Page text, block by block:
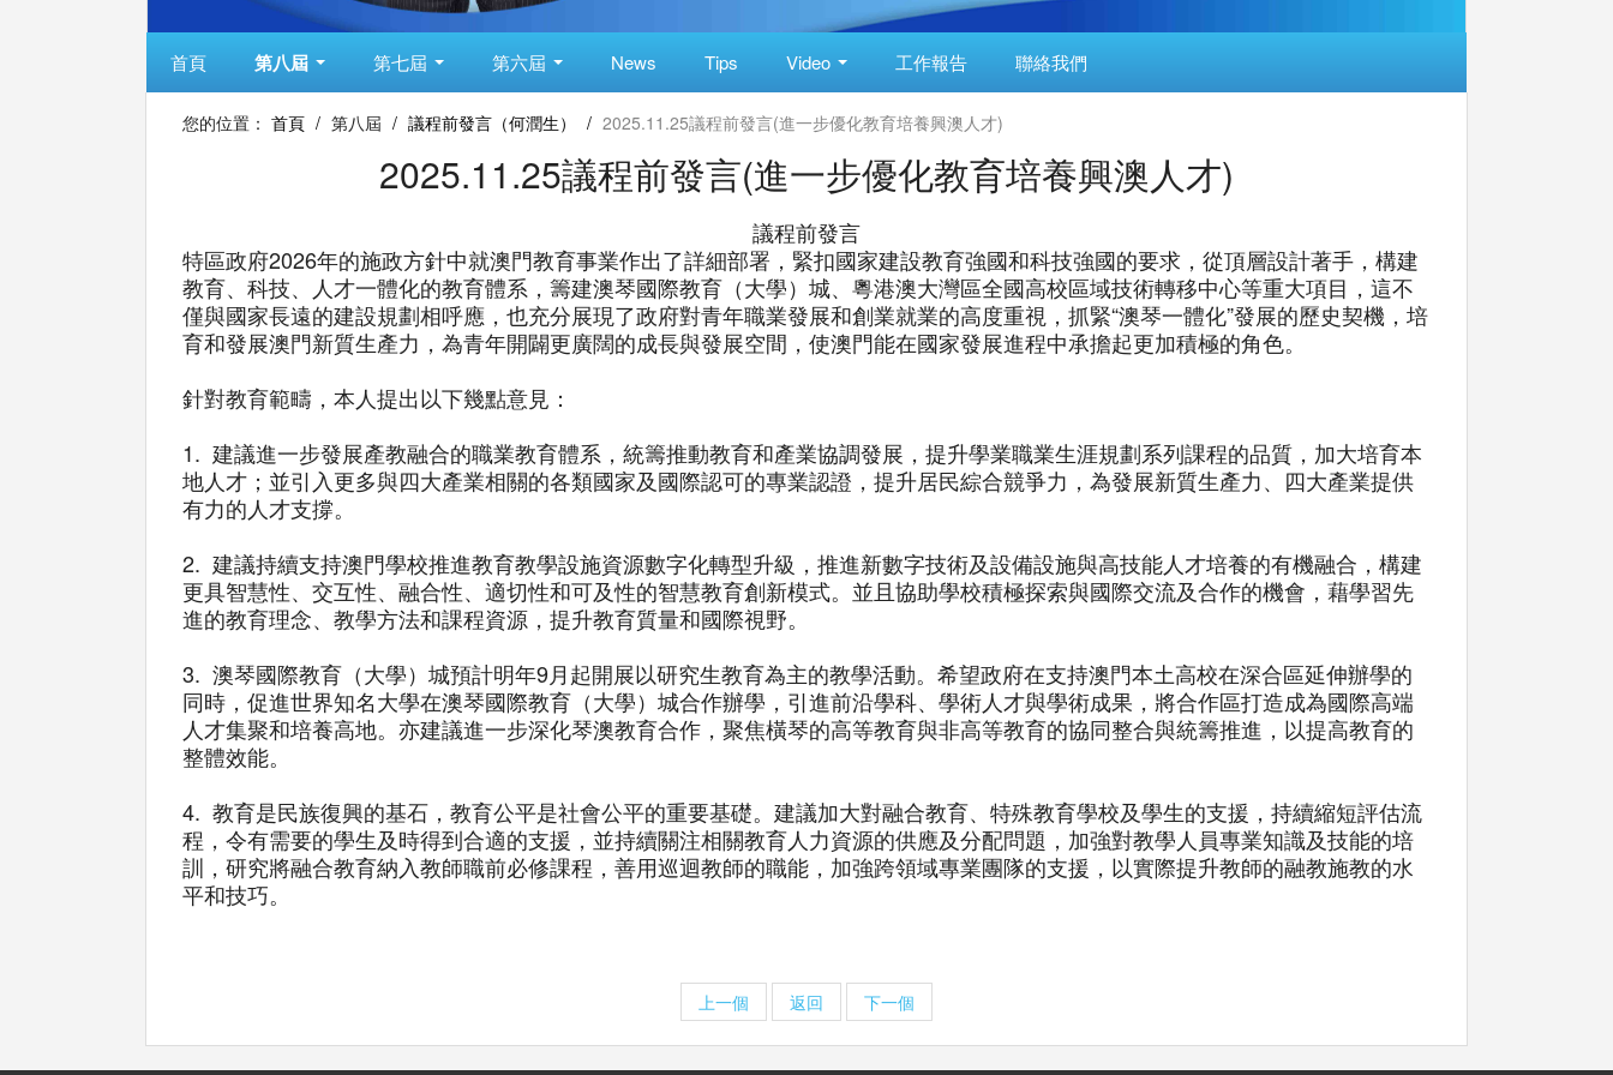
首頁 第八屆 第七屆 第六屆 News Tips Video 工作報告 聯絡我們
您的位置： 首頁 / 第八屆 / 議程前發言（何潤生） / 2025.11.25議程前發言(進一步優化教育培養興澳人才)
2025.11.25議程前發言(進一步優化教育培養興澳人才)
議程前發言
特區政府2026年的施政方針中就澳門教育事業作出了詳細部署，緊扣國家建設教育強國和科技強國的要求，從頂層設計著手，構建
教育、科技、人才一體化的教育體系，籌建澳琴國際教育（大學）城、粵港澳大灣區全國高校區域技術轉移中心等重大項目，這不
僅與國家長遠的建設規劃相呼應，也充分展現了政府對青年職業發展和創業就業的高度重視，抓緊“澳琴一體化”發展的歷史契機，培
育和發展澳門新質生產力，為青年開闢更廣闊的成長與發展空間，使澳門能在國家發展進程中承擔起更加積極的角色。
針對教育範疇，本人提出以下幾點意見：
1. 建議進一步發展產教融合的職業教育體系，統籌推動教育和產業協調發展，提升學業職業生涯規劃系列課程的品質，加大培育本
地人才；並引入更多與四大產業相關的各類國家及國際認可的專業認證，提升居民綜合競爭力，為發展新質生產力、四大產業提供
有力的人才支撐。
2. 建議持續支持澳門學校推進教育教學設施資源數字化轉型升級，推進新數字技術及設備設施與高技能人才培養的有機融合，構建
更具智慧性、交互性、融合性、適切性和可及性的智慧教育創新模式。並且協助學校積極探索與國際交流及合作的機會，藉學習先
進的教育理念、教學方法和課程資源，提升教育質量和國際視野。
3. 澳琴國際教育（大學）城預計明年9月起開展以研究生教育為主的教學活動。希望政府在支持澳門本土高校在深合區延伸辦學的
同時，促進世界知名大學在澳琴國際教育（大學）城合作辦學，引進前沿學科、學術人才與學術成果，將合作區打造成為國際高端
人才集聚和培養高地。亦建議進一步深化琴澳教育合作，聚焦橫琴的高等教育與非高等教育的協同整合與統籌推進，以提高教育的
整體效能。
4. 教育是民族復興的基石，教育公平是社會公平的重要基礎。建議加大對融合教育、特殊教育學校及學生的支援，持續縮短評估流
程，令有需要的學生及時得到合適的支援，並持續關注相關教育人力資源的供應及分配問題，加強對教學人員專業知識及技能的培
訓，研究將融合教育納入教師職前必修課程，善用巡迴教師的職能，加強跨領域專業團隊的支援，以實際提升教師的融教施教的水
平和技巧。
上一個 返回 下一個